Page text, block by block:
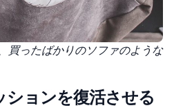
買ったばかりのソファのような
ョンを復活させる